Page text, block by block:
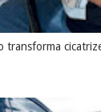
transforma